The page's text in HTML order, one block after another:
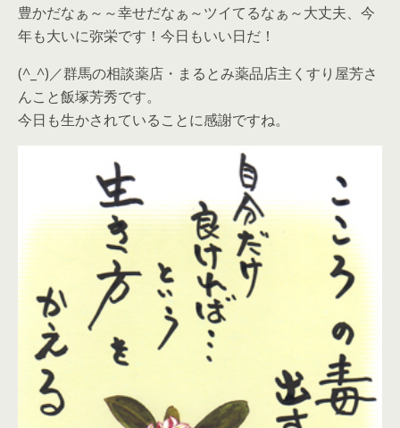
豊かだなぁ～～幸せだなぁ～ツイてるなぁ～大丈夫、今
年も大いに弥栄です！今日もいい日だ！
(^_^)／群馬の相談薬店・まるとみ薬品店主くすり屋芳さ
んこと飯塚芳秀です。
今日も生かされていることに感謝ですね。